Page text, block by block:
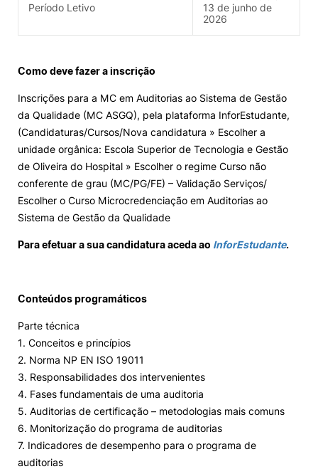
Período Letivo
13 de junho de
2026
Como deve fazer a inscrição
Inscrições para a MC em Auditorias ao Sistema de Gestão
da Qualidade (MC ASGQ), pela plataforma InforEstudante,
(Candidaturas/Cursos/Nova candidatura » Escolher a
unidade orgânica: Escola Superior de Tecnologia e Gestão
de Oliveira do Hospital » Escolher o regime Curso não
conferente de grau (MC/PG/FE) – Validação Serviços/
Escolher o Curso Microcredenciação em Auditorias ao
Sistema de Gestão da Qualidade
Para efetuar a sua candidatura aceda ao InforEstudante.
Conteúdos programáticos
Parte técnica
1. Conceitos e princípios
2. Norma NP EN ISO 19011
3. Responsabilidades dos intervenientes
4. Fases fundamentais de uma auditoria
5. Auditorias de certificação – metodologias mais comuns
6. Monitorização do programa de auditorias
7. Indicadores de desempenho para o programa de
auditorias